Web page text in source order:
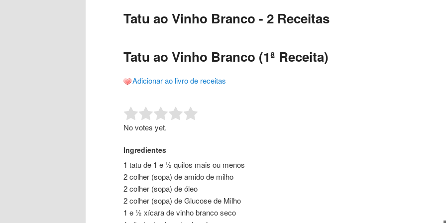
conteúdo
conteúdo
Tatu ao Vinho Branco - 2 Receitas
Tatu ao Vinho Branco (1ª Receita)
Adicionar ao livro de receitas
Rate this item:
No votes yet.
Ingredientes
1 tatu de 1 e ½ quilos mais ou menos
2 colher (sopa) de amido de milho
2 colher (sopa) de óleo
2 colher (sopa) de Glucose de Milho
1 e ½ xícara de vinho branco seco